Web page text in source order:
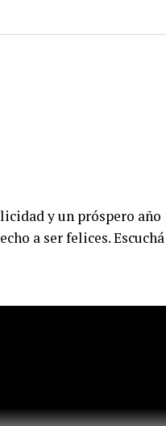
y un próspero año
a ser felices.